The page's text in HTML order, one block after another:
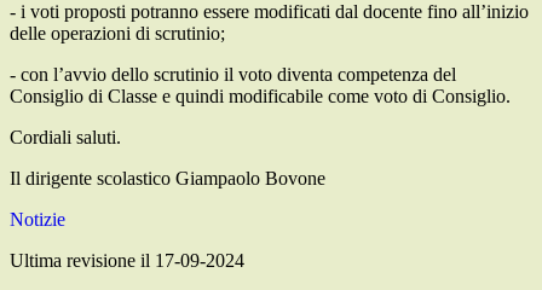
- i voti proposti potranno essere modificati dal docente fino all’inizio
delle operazioni di scrutinio;
- con l’avvio dello scrutinio il voto diventa competenza del
Consiglio di Classe e quindi modificabile come voto di Consiglio.
Cordiali saluti.
Il dirigente scolastico Giampaolo Bovone
Notizie
Ultima revisione il 17-09-2024